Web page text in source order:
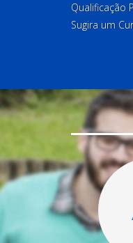
Qualificação
Sugira um